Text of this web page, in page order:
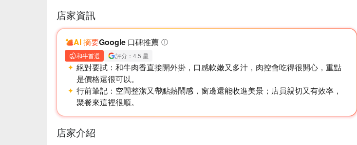
店家資訊
AI 摘要Google 口碑推薦
和牛首選 評分：4.5 星
絕對要試： 和牛肉香直接開外掛，口感軟嫩又多汁，肉控會吃得很開心，重點
是價格還很可以。
行前筆記： 空間整潔又帶點熱鬧感，窗邊還能收進美景；店員親切又有效率，
聚餐來這裡很順。
店家介紹